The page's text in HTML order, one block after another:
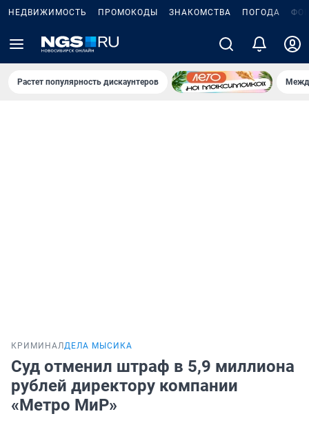
НЕДВИЖИМОСТЬ ПРОМОКОДЫ ЗНАКОМСТВА ПОГОДА
Растет популярность дискаунтеров
КРИМИНАЛДЕЛА МЫСИКА
Cуд отменил штраф в 5,9 миллиона
рублей директору компании
«Метро МиР»